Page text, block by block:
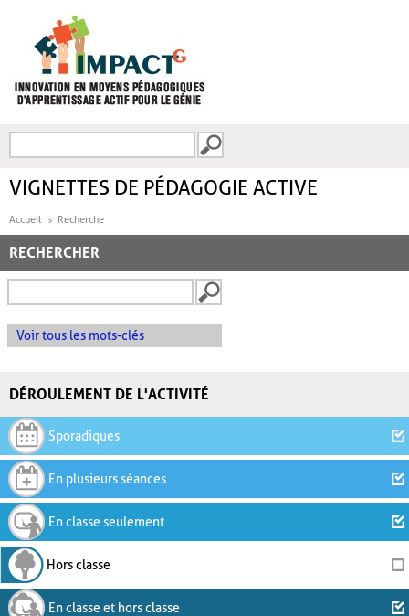
FORMULAIRE DE
VIGNETTES DE PÉDAGOGIE ACTIVE
Accueil Recherche
RECHERCHER
Voir tous les mots-clés
DÉROULEMENT DE L'ACTIVITÉ
Sporadiques
En plusieurs séances
En classe seulement
Hors classe
En classe et hors classe